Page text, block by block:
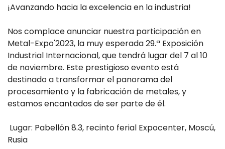
¡Avanzando hacia la excelencia en la industria!
Nos complace anunciar nuestra participación en
Metal-Expo'2023, la muy esperada 29.ª Exposición
Industrial Internacional, que tendrá lugar del 7 al 10
de noviembre. Este prestigioso evento está
destinado a transformar el panorama del
procesamiento y la fabricación de metales, y
estamos encantados de ser parte de él.
Lugar: Pabellón 8.3, recinto ferial Expocenter, Moscú,
Rusia